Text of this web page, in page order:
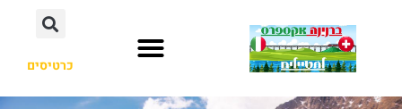
כרטיסים